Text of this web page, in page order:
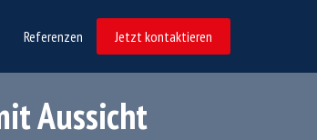
Referenzen Jetzt kontaktieren
Aussicht